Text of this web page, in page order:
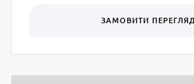
ЗАМОВИТИ ПЕРЕГЛЯД